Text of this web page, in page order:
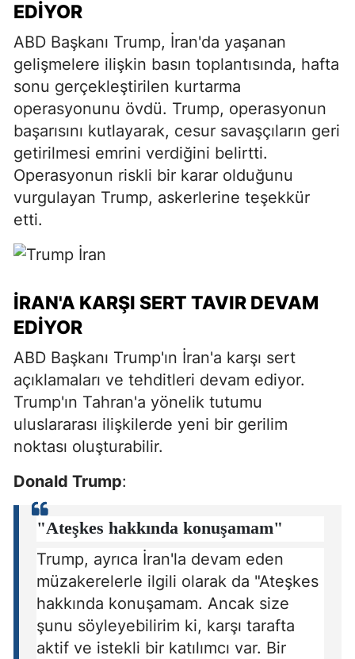
EDIYOR
ABD Başkanı Trump, İran'da yaşanan
gelişmelere ilişkin basın toplantısında, hafta
sonu gerçekleştirilen kurtarma
operasyonunu övdü. Trump, operasyonun
başarısını kutlayarak, cesur savaşçıların geri
getirilmesi emrini verdiğini belirtti.
Operasyonun riskli bir karar olduğunu
vurgulayan Trump, askerlerine teşekkür
etti.
İRAN'A KARŞI SERT TAVIR DEVAM
EDIYOR
ABD Başkanı Trump'ın İran'a karşı sert
açıklamaları ve tehditleri devam ediyor.
Trump'ın Tahran'a yönelik tutumu
uluslararası ilişkilerde yeni bir gerilim
noktası oluşturabilir.
Donald Trump:
"Ateşkes hakkında konuşamam"
Trump, ayrıca İran'la devam eden
müzakerelerle ilgili olarak da "Ateşkes
hakkında konuşamam. Ancak size
şunu söyleyebilirim ki, karşı tarafta
aktif ve istekli bir katılımcı var. Bir